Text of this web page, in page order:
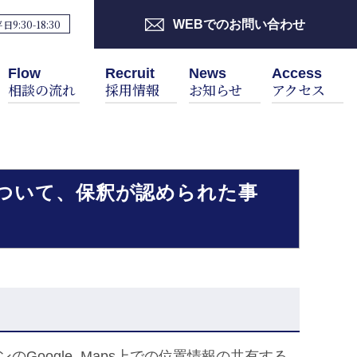
日9:30-18:30 WEBでのお問い合わせ
Flow
相談の流れ
Recruit
採用情報
News
お知らせ
Access
アクセス
いて、保釈が認められた事